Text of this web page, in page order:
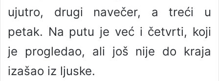
ujutro, drugi navečer, a treći u
petak. Na putu je već i četvrti, koji
je progledao, ali još nije do kraja
izašao iz ljuske.